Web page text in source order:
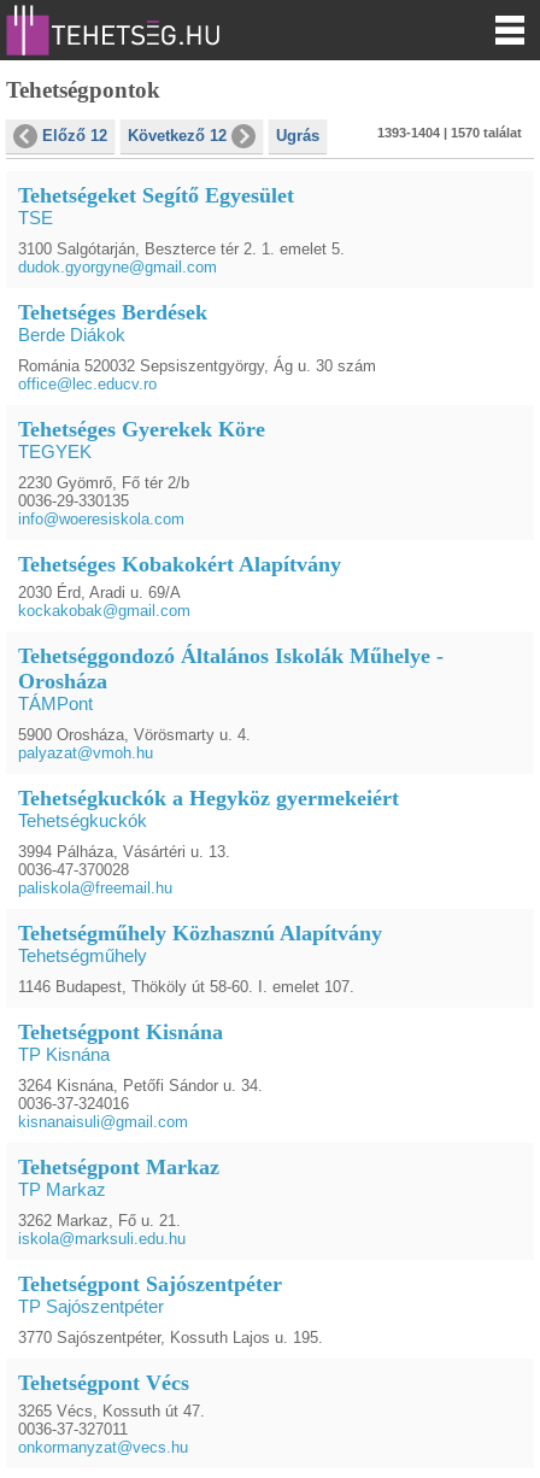
Tehetségpontok
Előző 12 Következő 12 Ugrás 1393-1404 | 1570 találat
Tehetségeket Segítő Egyesület
TSE
3100 Salgótarján, Beszterce tér 2. 1. emelet 5.
dudok.gyorgyne@gmail.com
Tehetséges Berdések
Berde Diákok
Románia 520032 Sepsiszentgyörgy, Ág u. 30 szám
office@lec.educv.ro
Tehetséges Gyerekek Köre
TEGYEK
2230 Gyömrő, Fő tér 2/b
0036-29-330135
info@woeresiskola.com
Tehetséges Kobakokért Alapítvány
2030 Érd, Aradi u. 69/A
kockakobak@gmail.com
Tehetséggondozó Általános Iskolák Műhelye -
Orosháza
TÁMPont
5900 Orosháza, Vörösmarty u. 4.
palyazat@vmoh.hu
Tehetségkuckók a Hegyköz gyermekeiért
Tehetségkuckók
3994 Pálháza, Vásártéri u. 13.
0036-47-370028
paliskola@freemail.hu
Tehetségműhely Közhasznú Alapítvány
Tehetségműhely
1146 Budapest, Thököly út 58-60. I. emelet 107.
Tehetségpont Kisnána
TP Kisnána
3264 Kisnána, Petőfi Sándor u. 34.
0036-37-324016
kisnanaisuli@gmail.com
Tehetségpont Markaz
TP Markaz
3262 Markaz, Fő u. 21.
iskola@marksuli.edu.hu
Tehetségpont Sajószentpéter
TP Sajószentpéter
3770 Sajószentpéter, Kossuth Lajos u. 195.
Tehetségpont Vécs
3265 Vécs, Kossuth út 47.
0036-37-327011
onkormanyzat@vecs.hu